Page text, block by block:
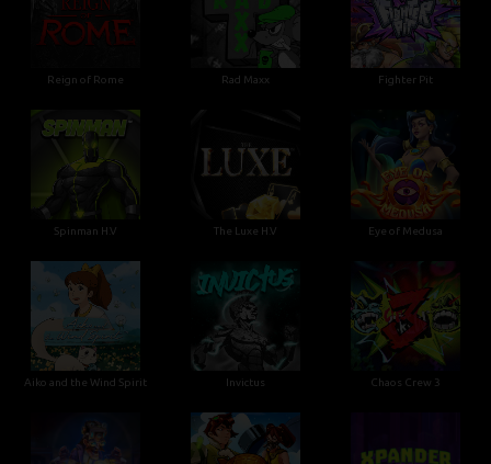
Reign of Rome Rad Maxx Fighter Pit
Spinman H.V The Luxe H.V Eye of Medusa
Aiko and the Wind Spirit Invictus Chaos Crew 3